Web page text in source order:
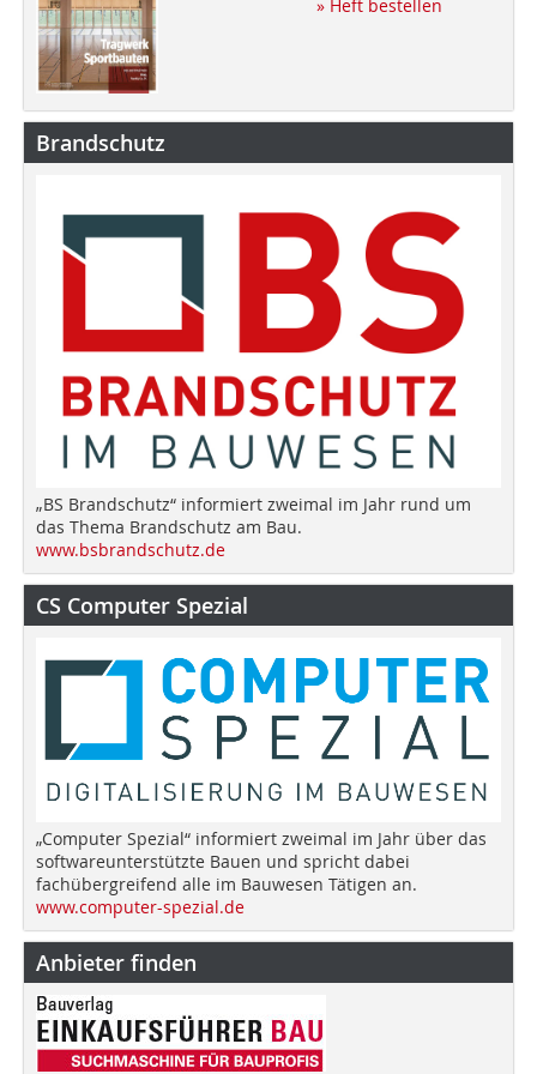
» Heft bestellen
Brandschutz
„BS Brandschutz“ informiert zweimal im Jahr rund um
das Thema Brandschutz am Bau.
www.bsbrandschutz.de
CS Computer Spezial
„Computer Spezial“ informiert zweimal im Jahr über das
softwareunterstützte Bauen und spricht dabei
fachübergreifend alle im Bauwesen Tätigen an.
www.computer-spezial.de
Anbieter finden